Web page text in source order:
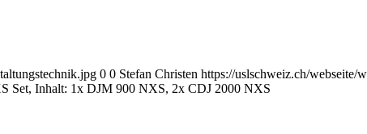
0 0 Stefan Christen https://uslschweiz.ch/webseite/
Set, Inhalt: 1x DJM 900 NXS, 2x CDJ 2000 NXS